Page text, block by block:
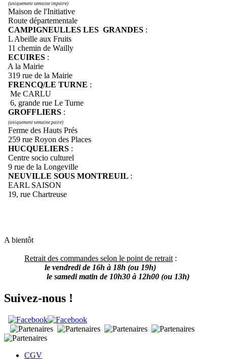
(uniquement semaine impaire)
Maison de l'Initiative
Route départementale
CAMPIGNEULLES LES GRANDES :
L Abeille aux Fruits
11 chemin de Wailly
ECUIRES :
A la Mairie
319 rue de la Mairie
FRENCQ/LE TURNE :
Me CARLU
6, grande rue Le Turne
GROFFLIERS :
(uniquement semaine paire)
Ferme des Hauts Prés
259 rue Royon des Places
HUCQUELIERS :
Centre socio culturel
9 rue de la Longeville
NEUVILLE SOUS MONTREUIL :
EARL SAISON
19, rue Chartreuse
A bientôt
Retrait des commandes selon le point de retrait :
le vendredi de 16h à 18h (ou 19h)
le samedi matin de 10h30 à 12h00 (ou 13h)
Suivez-nous !
CGV